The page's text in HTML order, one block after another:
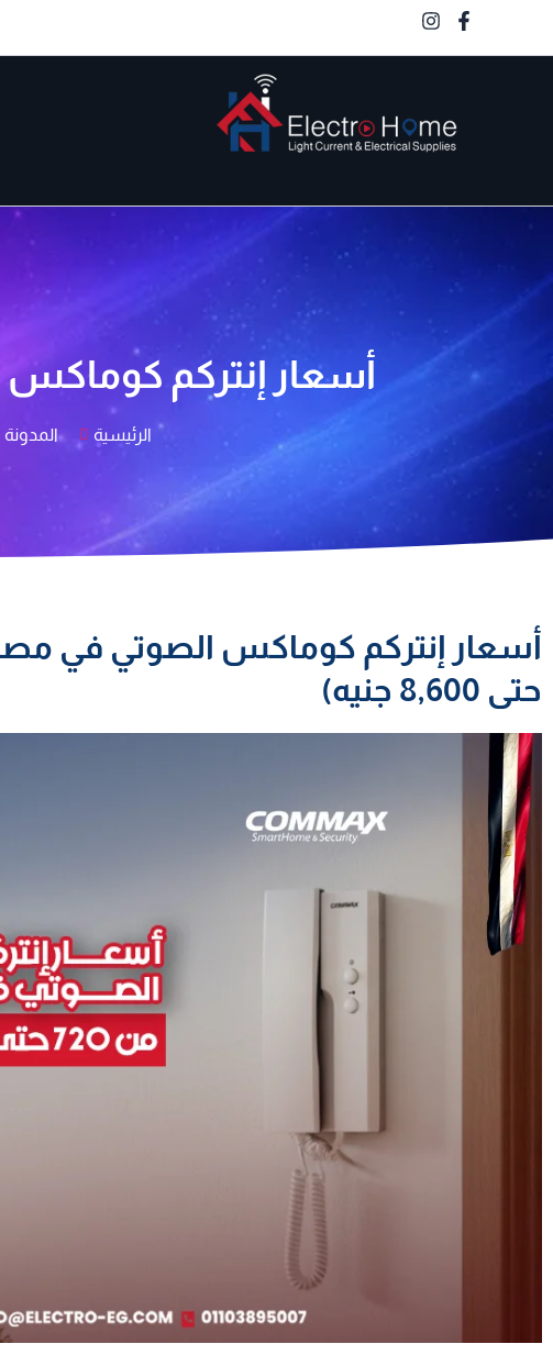
أسعار إنتركم كوماكس الصوتي في مصر
الرئيسية المدونة
حتى 8,600 جنيه)